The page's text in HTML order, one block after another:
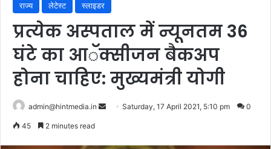
राज्य लेटेस्ट स्लाइडर
प्रत्येक अस्पताल में न्यूनतम 36
घंटे का आॅक्सीजन बैकअप
होना चाहिए: मुख्यमंत्री योगी
admin@hintmedia.in
SendSaturday, 17 April 2021, 5:10 pm 0
45 2 minutes read